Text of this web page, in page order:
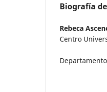
Biografía
Rebeca
Centro